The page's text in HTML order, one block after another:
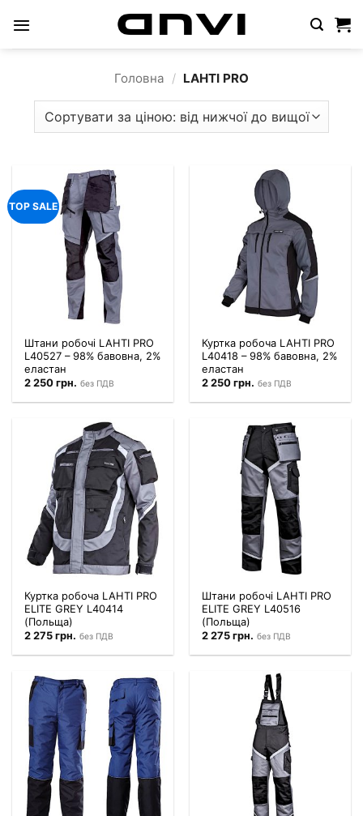
Головна / LAHTI PRO
TOP SALE
Штани робочі LAHTI PRO
L40527 – 98% бавовна, 2%
еластан
2 250грн. без ПДВ
Куртка робоча LAHTI PRO
L40418 – 98% бавовна, 2%
еластан
2 250грн. без ПДВ
Куртка робоча LAHTI PRO
ELITE GREY L40414
(Польща)
2 275грн. без ПДВ
Штани робочі LAHTI PRO
ELITE GREY L40516
(Польща)
2 275грн. без ПДВ